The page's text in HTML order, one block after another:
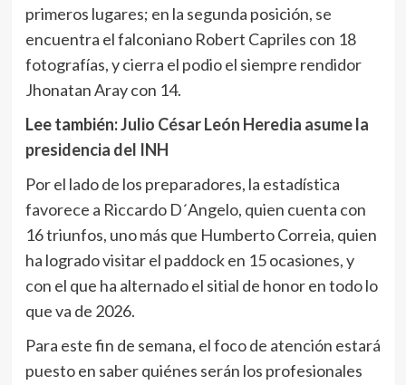
primeros lugares; en la segunda posición, se
encuentra el falconiano Robert Capriles con 18
fotografías, y cierra el podio el siempre rendidor
Jhonatan Aray con 14.
Lee también:Julio César León Heredia asume la
presidencia del INH
Por el lado de los preparadores, la estadística
favorece a Riccardo D´Angelo, quien cuenta con
16 triunfos, uno más que Humberto Correia, quien
ha logrado visitar el paddock en 15 ocasiones, y
con el que ha alternado el sitial de honor en todo lo
que va de 2026.
Para este fin de semana, el foco de atención estará
puesto en saber quiénes serán los profesionales